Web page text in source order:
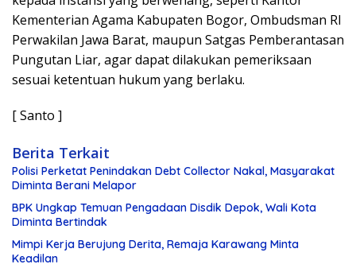
Kementerian Agama Kabupaten Bogor, Ombudsman RI
Perwakilan Jawa Barat, maupun Satgas Pemberantasan
Pungutan Liar, agar dapat dilakukan pemeriksaan
sesuai ketentuan hukum yang berlaku.
[ Santo ]
Berita Terkait
Polisi Perketat Penindakan Debt Collector Nakal, Masyarakat
Diminta Berani Melapor
BPK Ungkap Temuan Pengadaan Disdik Depok, Wali Kota
Diminta Bertindak
Mimpi Kerja Berujung Derita, Remaja Karawang Minta
Keadilan